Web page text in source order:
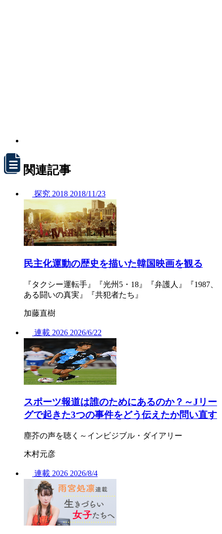
関連記事
探究 2018 2018/11/23
民主化運動の歴史を描いた韓国映画を観る
『タクシー運転手』『光州5・18』『弁護人』『1987、
ある闘いの真実』『共犯者たち』
加藤直樹
連載 2026 2026/6/22
スポーツ報道は誰のためにあるのか？～Jリー
グで起きた3つの事件をどう伝えたか問い直す
塵芥の声を聴く～インビジブル・ダイアリー
木村元彦
連載 2026 2026/8/4